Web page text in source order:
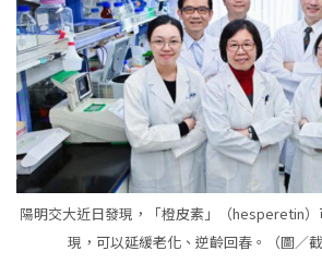
陽明交大近日發現，「橙皮素」（hesperetin）
現，可以延緩老化、逆齡回春。（圖／截